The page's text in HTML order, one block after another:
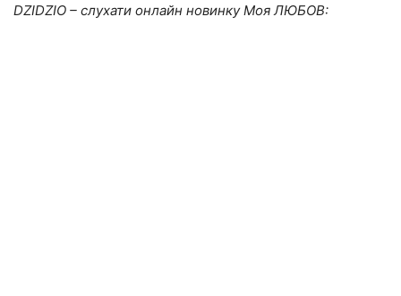
DZIDZIO – слухати онлайн новинку Моя ЛЮБОВ: